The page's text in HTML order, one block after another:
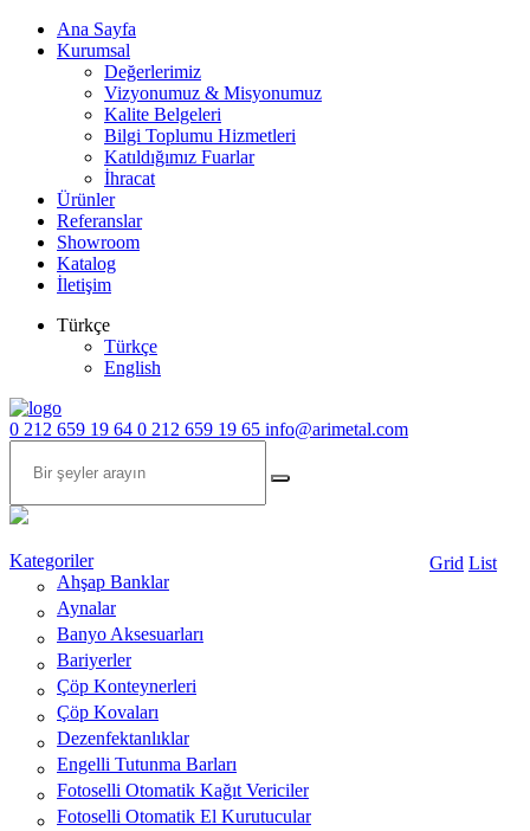
Ana Sayfa
Kurumsal
Değerlerimiz
Vizyonumuz & Misyonumuz
Kalite Belgeleri
Bilgi Toplumu Hizmetleri
Katıldığımız Fuarlar
İhracat
Ürünler
Referanslar
Showroom
Katalog
İletişim
Türkçe
Türkçe
English
0 212 659 19 64 0 212 659 19 65 info@arimetal.com
Kategoriler
Ahşap Banklar
Aynalar
Banyo Aksesuarları
Bariyerler
Çöp Konteynerleri
Çöp Kovaları
Dezenfektanlıklar
Engelli Tutunma Barları
Fotoselli Otomatik Kağıt Vericiler
Fotoselli Otomatik El Kurutucular
Grid List